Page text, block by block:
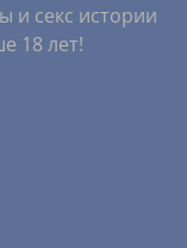
и секс истории
18 лет!